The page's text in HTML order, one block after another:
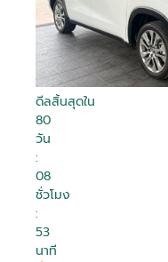
ดีลสิ้นสุดใน
80
วัน
:
08
ชั่วโมง
:
53
นาที